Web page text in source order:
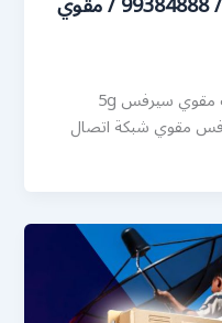
رقم مقوي شبكة 5g الفيحاء الكويت مقوي سيرفس 5g
مقوي شبكة اتصال